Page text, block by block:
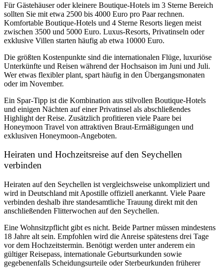
Für Gästehäuser oder kleinere Boutique-Hotels im 3 Sterne Bereich
sollten Sie mit etwa 2500 bis 4000 Euro pro Paar rechnen.
Komfortable Boutique-Hotels und 4 Sterne Resorts liegen meist
zwischen 3500 und 5000 Euro. Luxus-Resorts, Privatinseln oder
exklusive Villen starten häufig ab etwa 10000 Euro.
Die größten Kostenpunkte sind die internationalen Flüge, luxuriöse
Unterkünfte und Reisen während der Hochsaison im Juni und Juli.
Wer etwas flexibler plant, spart häufig in den Übergangsmonaten
oder im November.
Ein Spar-Tipp ist die Kombination aus stilvollen Boutique-Hotels
und einigen Nächten auf einer Privatinsel als abschließendes
Highlight der Reise. Zusätzlich profitieren viele Paare bei
Honeymoon Travel von attraktiven Braut-Ermäßigungen und
exklusiven Honeymoon-Angeboten.
Heiraten und Hochzeitsreise auf den Seychellen
verbinden
Heiraten auf den Seychellen ist vergleichsweise unkompliziert und
wird in Deutschland mit Apostille offiziell anerkannt. Viele Paare
verbinden deshalb ihre standesamtliche Trauung direkt mit den
anschließenden Flitterwochen auf den Seychellen.
Eine Wohnsitzpflicht gibt es nicht. Beide Partner müssen mindestens
18 Jahre alt sein. Empfohlen wird die Anreise spätestens drei Tage
vor dem Hochzeitstermin. Benötigt werden unter anderem ein
gültiger Reisepass, internationale Geburtsurkunden sowie
gegebenenfalls Scheidungsurteile oder Sterbeurkunden früherer